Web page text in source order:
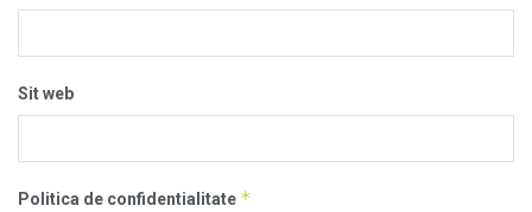
Sit web
Politica de confidentialitate *